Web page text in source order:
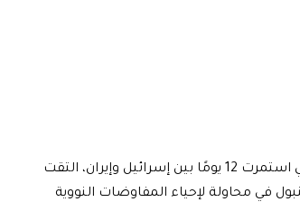
في توقيت بالغ الحساسية وبعد أسابيع فقط من الحرب الدامية التي استمرت 12 يومًا بين إسرائيل وإيران، التقت
في محاولة لإحياء المفاوضات النووية